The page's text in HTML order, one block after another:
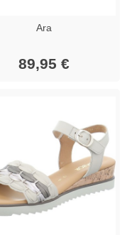
Ara
89,95 €